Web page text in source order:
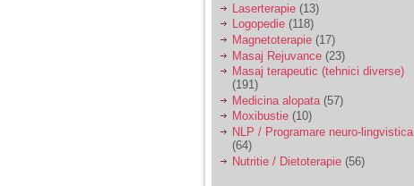
Laserterapie (13)
Logopedie (118)
Magnetoterapie (17)
Masaj Rejuvance (23)
Masaj terapeutic (tehnici diverse)
(191)
Medicina alopata (57)
Moxibustie (10)
NLP / Programare neuro-lingvistica
(64)
Nutritie / Dietoterapie (56)